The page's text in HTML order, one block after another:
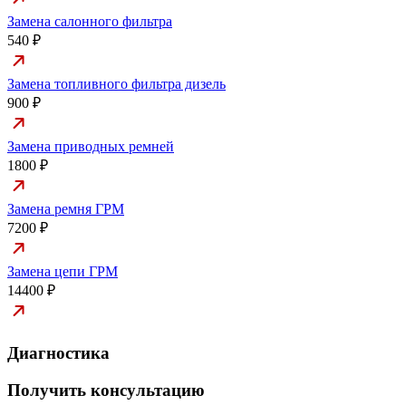
Замена салонного фильтра
540 ₽
Замена топливного фильтра дизель
900 ₽
Замена приводных ремней
1800 ₽
Замена ремня ГРМ
7200 ₽
Замена цепи ГРМ
14400 ₽
Диагностика
Получить консультацию